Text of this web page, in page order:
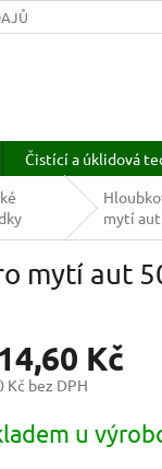
Čistící a úklidová
mytí
mytí aut
Kč
Kč bez DPH
u